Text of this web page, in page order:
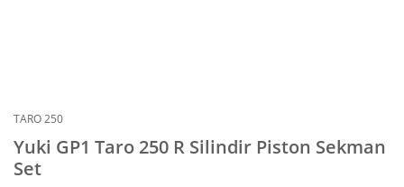
TARO 250
Yuki GP1 Taro 250 R Silindir Piston Sekman
Set